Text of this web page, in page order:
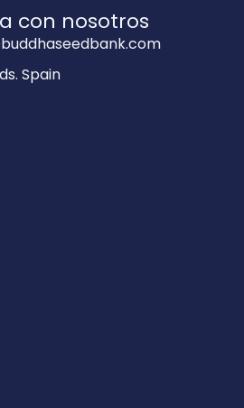
con nosotros
Spain